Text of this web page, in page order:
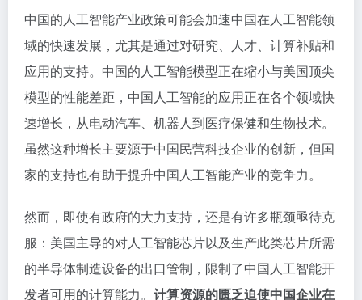
中国的人工智能产业政策可能会加速中国在人工智能领
域的快速发展，尤其是通过对研究、人才、计算补贴和
应用的支持。中国的人工智能模型正在缩小与美国顶尖
模型的性能差距，中国人工智能的应用正在各个领域快
速增长，从电动汽车、机器人到医疗保健和生物技术。
虽然这种增长主要源于中国民营科技企业的创新，但国
家的支持也有助于提升中国人工智能产业的竞争力。
然而，即使有政府的大力支持，还是有许多瓶颈亟待克
服：美国主导的对人工智能芯片以及生产此类芯片所需
的半导体制造设备的出口管制，限制了中国人工智能开
发者可用的计算能力。 计算资源的匮乏迫使中国企业在